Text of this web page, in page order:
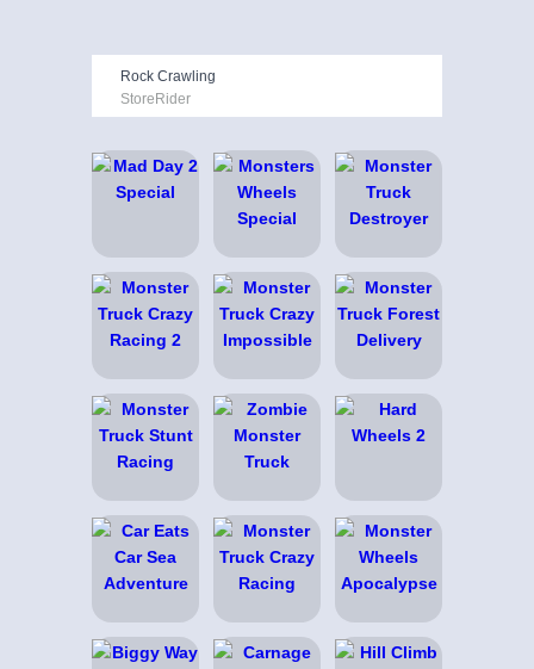
Rock Crawling
StoreRider